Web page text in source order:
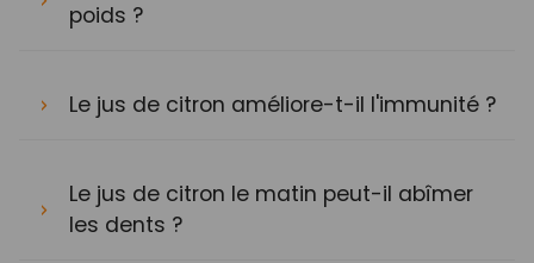
poids ?
Le jus de citron améliore-t-il l'immunité ?
Le jus de citron le matin peut-il abîmer
les dents ?